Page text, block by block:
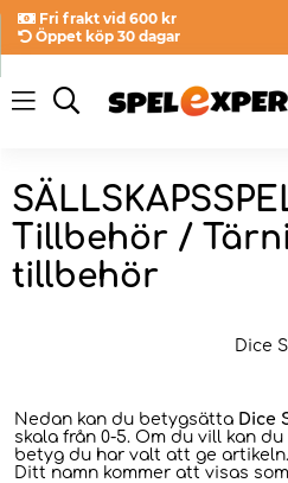
Fri frakt vid 600 kr
Öppet köp 30 dagar
Tillbehör /
tillbehör
Dice
Nedan kan du betygsätta Dice
skala från 0-5. Om du vill kan
betyg du har valt att ge artikeln.
Ditt namn kommer att visas